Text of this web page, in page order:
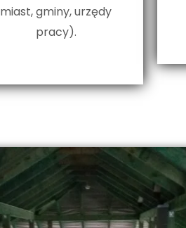
miast, gminy, urzędy
pracy).